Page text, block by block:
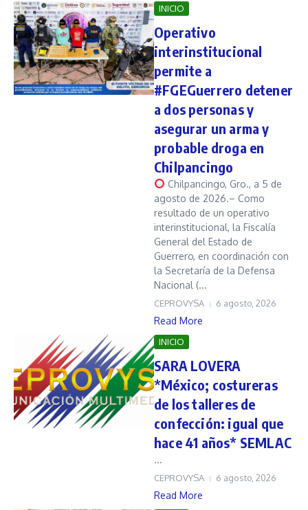
INICIO
Operativo
interinstitucional
permite a
#FGEGuerrero detener
a dos personas y
asegurar un arma y
probable droga en
Chilpancingo
Chilpancingo, Gro., a 5 de
agosto de 2026.– Como
resultado de un operativo
interinstitucional, la Fiscalía
General del Estado de
Guerrero, en coordinación con
la Secretaría de la Defensa
Nacional (...
CEPROVYSA 6 agosto, 2026
Read More
INICIO
SARA LOVERA
*México; costureras
de los talleres de
confección: igual que
hace 41 años* SEMLAC
...
CEPROVYSA 6 agosto, 2026
Read More